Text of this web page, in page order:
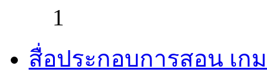
1
สื่อประกอบการสอน เก